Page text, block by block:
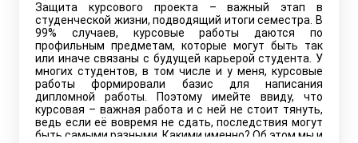
Защита курсового проекта – важный этап в
студенческой жизни, подводящий итоги семестра. В
99% случаев, курсовые работы даются по
профильным предметам, которые могут быть так
или иначе связаны с будущей карьерой студента. У
многих студентов, в том числе и у меня, курсовые
работы формировали базис для написания
дипломной работы. Поэтому имейте ввиду, что
курсовая – важная работа и с ней не стоит тянуть,
ведь если её вовремя не сдать, последствия могут
быть самыми разными. Какими именно? Об этом мы и